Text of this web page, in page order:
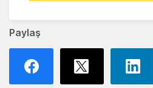
Paylaş